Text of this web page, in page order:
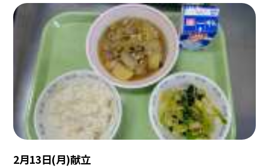
2月13日(月)献立